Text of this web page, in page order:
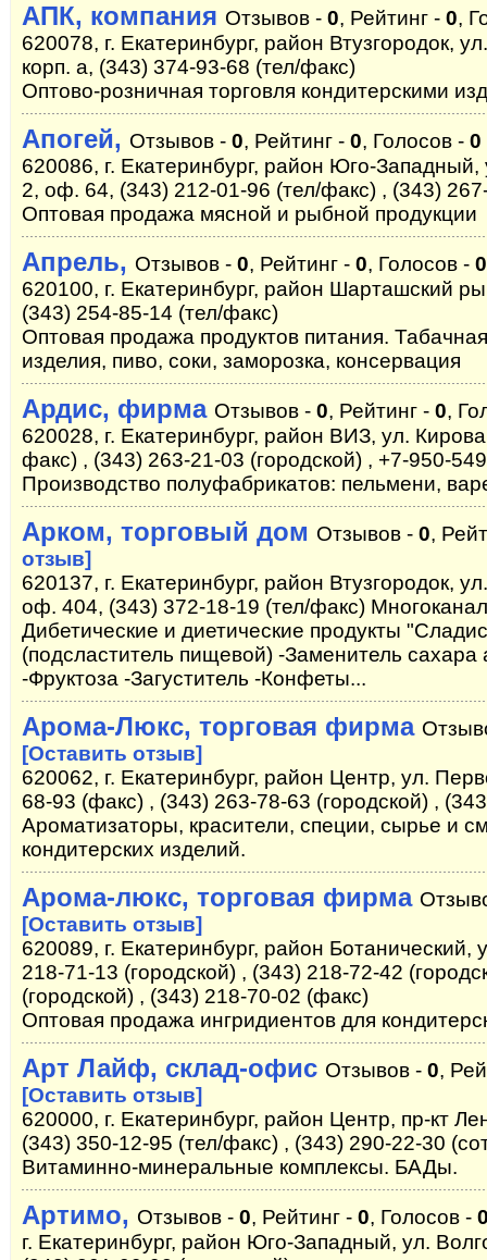
АПК, компания Отзывов - 0, Рейтинг - 0,
620078, г. Екатеринбург, район Втузгородок,
корп. а, (343) 374-93-68 (тел/факс)
Оптово-розничная торговля кондитерскими
Апогей, Отзывов - 0, Рейтинг - 0, Голосов - 0
620086, г. Екатеринбург, район Юго-
2, оф. 64, (343) 212-01-96 (тел/факс) , (343)
Оптовая продажа мясной и рыбной продукции
Апрель, Отзывов - 0, Рейтинг - 0, Голосов - 0
620100, г. Екатеринбург, район Шарташский
(343) 254-85-14 (тел/факс)
Оптовая продажа продуктов питания.
изделия, пиво, соки, заморозка, консервация
Ардис, фирма Отзывов - 0, Рейтинг - 0,
620028, г. Екатеринбург, район ВИЗ, ул.
факс) , (343) 263-21-03 (городской) , +7-950-
Производство полуфабрикатов: пельмени,
Арком, торговый дом Отзывов - 0,
отзыв]
620137, г. Екатеринбург, район Втузгородок,
оф. 404, (343) 372-18-19 (тел/факс)
Дибетические и диетические продукты
(подсластитель пищевой) -Заменитель
-Фруктоза -Загуститель -Конфеты...
Арома-Люкс, торговая фирма
[Оставить отзыв]
620062, г. Екатеринбург, район Центр, ул.
68-93 (факс) , (343) 263-78-63 (городской) ,
Ароматизаторы, красители, специи, сырье и
кондитерских изделий.
Арома-люкс, торговая фирма
[Оставить отзыв]
620089, г. Екатеринбург, район Ботанический,
218-71-13 (городской) , (343) 218-72-42
(городской) , (343) 218-70-02 (факс)
Оптовая продажа ингридиентов для
Арт Лайф, склад-офис Отзывов - 0,
[Оставить отзыв]
620000, г. Екатеринбург, район Центр, пр-кт
(343) 350-12-95 (тел/факс) , (343) 290-22-30
Витаминно-минеральные комплексы. БАДы.
Артимо, Отзывов - 0, Рейтинг - 0, Голосов -
г. Екатеринбург, район Юго-Западный, ул.